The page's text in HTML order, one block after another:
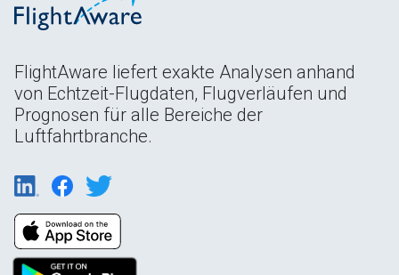
FlightAware liefert exakte Analysen anhand
von Echtzeit-Flugdaten, Flugverläufen und
Prognosen für alle Bereiche der
Luftfahrtbranche.